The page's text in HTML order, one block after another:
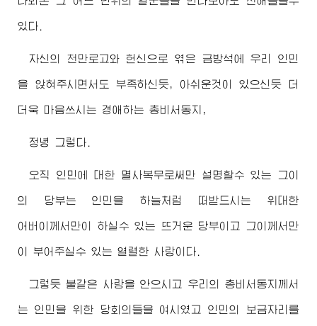
있다.
자신의 천만로고와 헌신으로 엮은 금방석에 우리 인민
을 앉혀주시면서도 부족하신듯, 아쉬운것이 있으신듯 더
더욱 마음쓰시는 경애하는 총비서동지 ,
정녕 그렇다.
오직 인민에 대한 멸사복무로써만 설명할수 있는 그이
의 당부는 인민을 하늘처럼 떠받드시는 위대한
어버이께서 만이 하실수 있는 뜨거운 당부이고 그이께서만
이 부어주실수 있는 열렬한 사랑이다.
그렇듯 불같은 사랑을 안으시고 우리의 총비서동지께서
는 인민을 위한 당회의들을 여시였고 인민의 보금자리를